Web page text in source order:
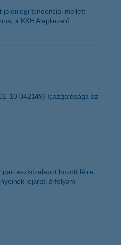
jelenlegi tendenciái mellett
a K&H Alapkezelő
10-042149) Igazgatósága az
eszközalapot hozott létre,
lejárati árfolyam-